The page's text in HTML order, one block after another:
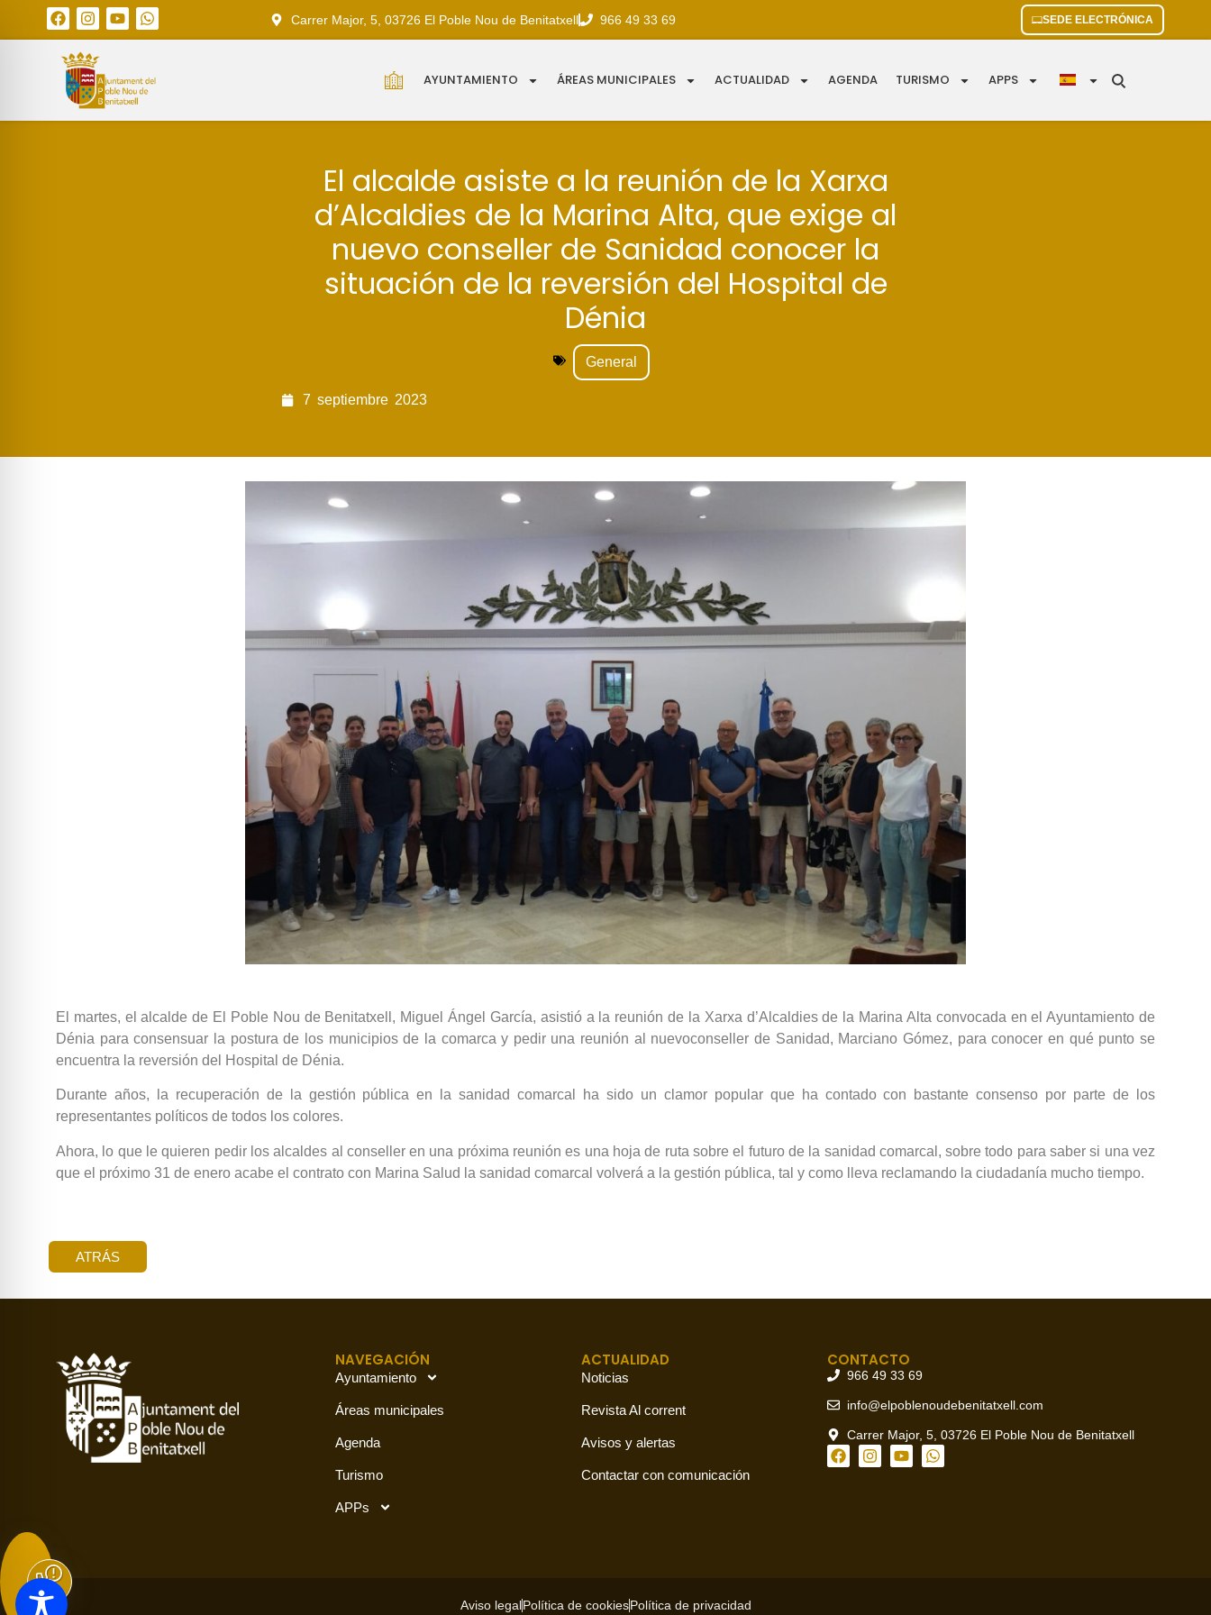
Carrer Major, 5, 03726 El Poble Nou de Benitatxell 966 49 33 69 SEDE ELECTRÓNICA
AYUNTAMIENTO ÁREAS MUNICIPALES ACTUALIDAD AGENDA TURISMO APPS
El alcalde asiste a la reunión de la Xarxa
d’Alcaldies de la Marina Alta, que exige al
nuevo conseller de Sanidad conocer la
situación de la reversión del Hospital de
Dénia
General
7 septiembre 2023
El martes, el alcalde de El Poble Nou de Benitatxell, Miguel Ángel García, asistió a la reunión de la Xarxa d’Alcaldies de la Marina Alta convocada en el Ayuntamiento de
Dénia para consensuar la postura de los municipios de la comarca y pedir una reunión al nuevoconseller de Sanidad, Marciano Gómez, para conocer en qué punto se
encuentra la reversión del Hospital de Dénia.
Durante años, la recuperación de la gestión pública en la sanidad comarcal ha sido un clamor popular que ha contado con bastante consenso por parte de los
representantes políticos de todos los colores.
Ahora, lo que le quieren pedir los alcaldes al conseller en una próxima reunión es una hoja de ruta sobre el futuro de la sanidad comarcal, sobre todo para saber si una vez
que el próximo 31 de enero acabe el contrato con Marina Salud la sanidad comarcal volverá a la gestión pública, tal y como lleva reclamando la ciudadanía mucho tiempo.
ATRÁS
NAVEGACIÓN
Ayuntamiento
Áreas municipales
Agenda
Turismo
APPs
ACTUALIDAD
Noticias
Revista Al corrent
Avisos y alertas
Contactar con comunicación
CONTACTO
966 49 33 69
info@elpoblenoudebenitatxell.com
Carrer Major, 5, 03726 El Poble Nou de Benitatxell
Aviso legalPolítica de cookiesPolítica de privacidad